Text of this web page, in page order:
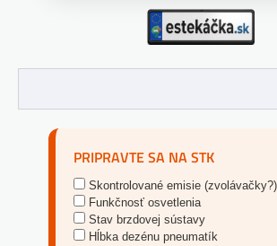
PRIPRAVTE SA NA STK
Skontrolované emisie (zvolávačky?)
Funkčnosť osvetlenia
Stav brzdovej sústavy
Hĺbka dezénu pneumatík